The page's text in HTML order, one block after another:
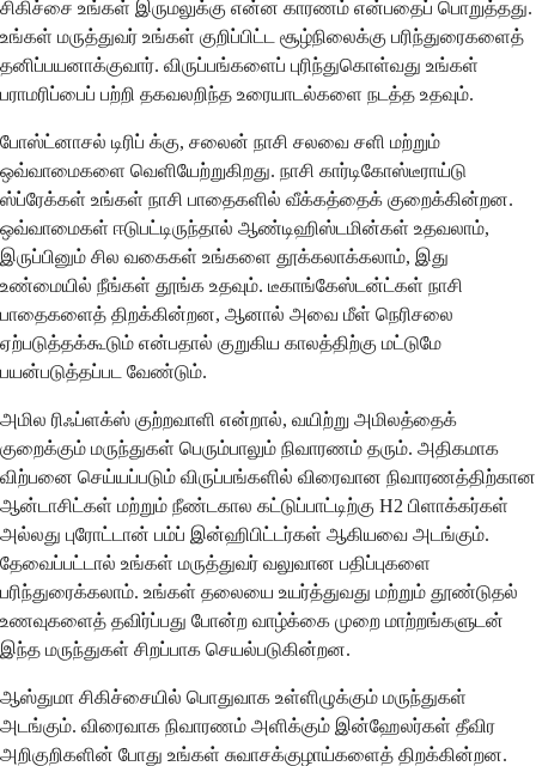
சிகிச்சை உங்கள் இருமலுக்கு என்ன காரணம் என்பதைப் பொறுத்தது.
உங்கள் மருத்துவர் உங்கள் குறிப்பிட்ட சூழ்நிலைக்கு பரிந்துரைகளைத்
தனிப்பயனாக்குவார். விருப்பங்களைப் புரிந்துகொள்வது உங்கள்
பராமரிப்பைப் பற்றி தகவலறிந்த உரையாடல்களை நடத்த உதவும்.
போஸ்ட்னாசல் டிரிப் க்கு, சலைன் நாசி சலவை சளி மற்றும்
ஒவ்வாமைகளை வெளியேற்றுகிறது. நாசி கார்டிகோஸ்டீராய்டு
ஸ்ப்ரேக்கள் உங்கள் நாசி பாதைகளில் வீக்கத்தைக் குறைக்கின்றன.
ஒவ்வாமைகள் ஈடுபட்டிருந்தால் ஆண்டிஹிஸ்டமின்கள் உதவலாம்,
இருப்பினும் சில வகைகள் உங்களை தூக்கலாக்கலாம், இது
உண்மையில் நீங்கள் தூங்க உதவும். டீகாங்கேஸ்டன்ட்கள் நாசி
பாதைகளைத் திறக்கின்றன, ஆனால் அவை மீள் நெரிசலை
ஏற்படுத்தக்கூடும் என்பதால் குறுகிய காலத்திற்கு மட்டுமே
பயன்படுத்தப்பட வேண்டும்.
அமில ரிஃப்ளக்ஸ் குற்றவாளி என்றால், வயிற்று அமிலத்தைக்
குறைக்கும் மருந்துகள் பெரும்பாலும் நிவாரணம் தரும். அதிகமாக
விற்பனை செய்யப்படும் விருப்பங்களில் விரைவான நிவாரணத்திற்கான
ஆன்டாசிட்கள் மற்றும் நீண்டகால கட்டுப்பாட்டிற்கு H2 பிளாக்கர்கள்
அல்லது புரோட்டான் பம்ப் இன்ஹிபிட்டர்கள் ஆகியவை அடங்கும்.
தேவைப்பட்டால் உங்கள் மருத்துவர் வலுவான பதிப்புகளை
பரிந்துரைக்கலாம். உங்கள் தலையை உயர்த்துவது மற்றும் தூண்டுதல்
உணவுகளைத் தவிர்ப்பது போன்ற வாழ்க்கை முறை மாற்றங்களுடன்
இந்த மருந்துகள் சிறப்பாக செயல்படுகின்றன.
ஆஸ்துமா சிகிச்சையில் பொதுவாக உள்ளிழுக்கும் மருந்துகள்
அடங்கும். விரைவாக நிவாரணம் அளிக்கும் இன்ஹேலர்கள் தீவிர
அறிகுறிகளின் போது உங்கள் சுவாசக்குழாய்களைத் திறக்கின்றன.